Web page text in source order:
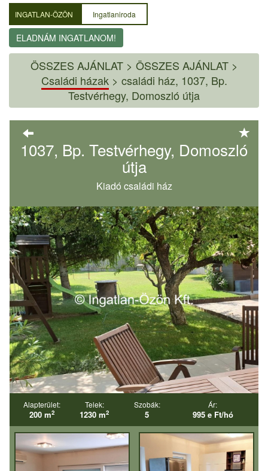
INGATLAN-ÖZÖN Ingatlaniroda
ELADNÁM INGATLANOM!
ÖSSZES AJÁNLAT> ÖSSZES AJÁNLAT >
Családi házak> családi ház, 1037, Bp.
Testvérhegy, Domoszló útja
1037, Bp. Testvérhegy, Domoszló
útja
Kiadó családi ház
Alapterület:
200 m2
Telek:
1230 m2
Szobák:
5
Ár:
995 e Ft/hó